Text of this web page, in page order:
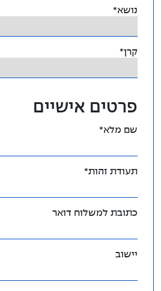
נושא*
קרן*
פרטים אישיים
שם מלא*
תעודת זהות*
כתובת למשלוח דואר
יישוב